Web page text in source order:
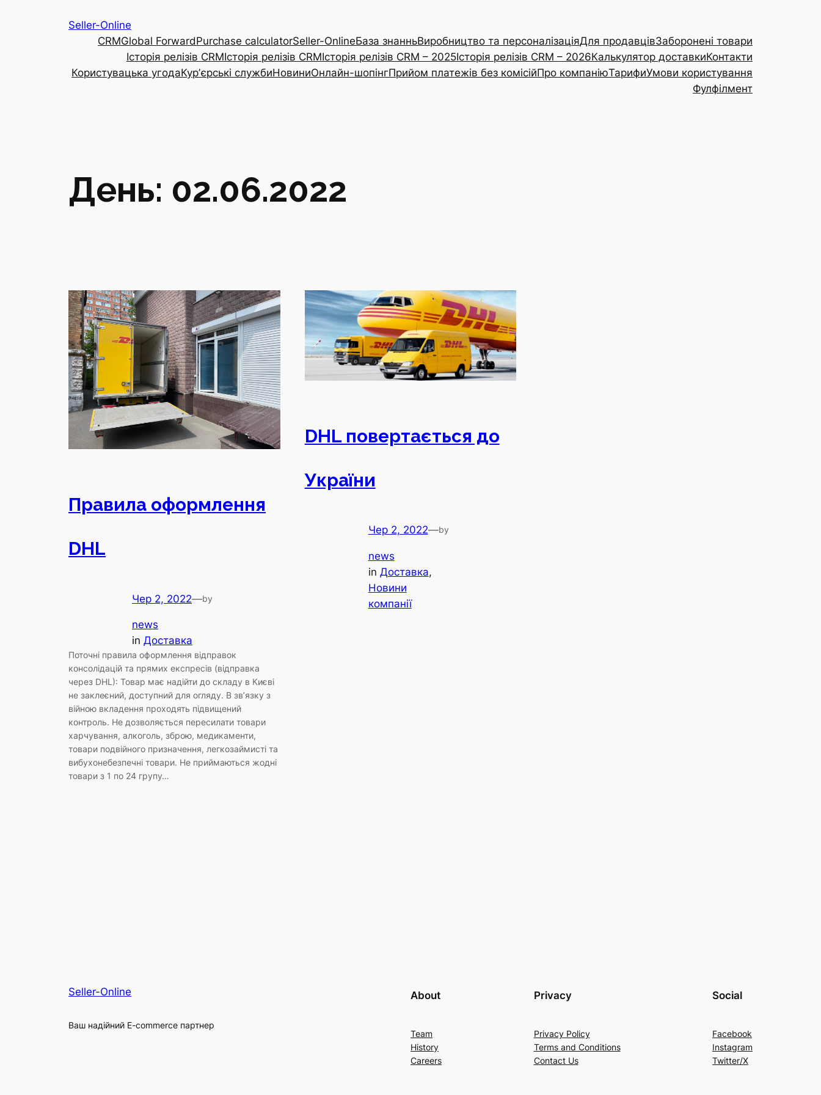
Seller-Online
CRMGlobal ForwardPurchase calculatorSeller-OnlineБаза знанньВиробництво та персоналізаціяДля продавцівЗаборонені товари
Історія релізів CRMІсторія релізів CRMІсторія релізів CRM – 2025Історія релізів CRM – 2026Калькулятор доставкиКонтакти
Користувацька угодаКурʼєрські службиНовиниОнлайн-шопінгПрийом платежів без комісійПро компаніюТарифиУмови користування
Фулфілмент
День: 02.06.2022
Правила оформлення
DHL
Чер 2, 2022—by
news
in Доставка
Поточні правила оформлення відправок
консолідацій та прямих експресів (відправка
через DHL): Товар має надійти до складу в Києві
не заклеєний, доступний для огляду. В зв’язку з
війною вкладення проходять підвищений
контроль. Не дозволяється пересилати товари
харчування, алкоголь, зброю, медикаменти,
товари подвійного призначення, легкозаймисті та
вибухонебезпечні товари. Не приймаються жодні
товари з 1 по 24 групу…
DHL повертається до
України
Чер 2, 2022—by
news
in Доставка
Новини
компанії
Seller-Online
Ваш надійний E-commerce партнер
About
Team
History
Careers
Privacy
Privacy Policy
Terms and Conditions
Contact Us
Social
Facebook
Instagram
Twitter/X